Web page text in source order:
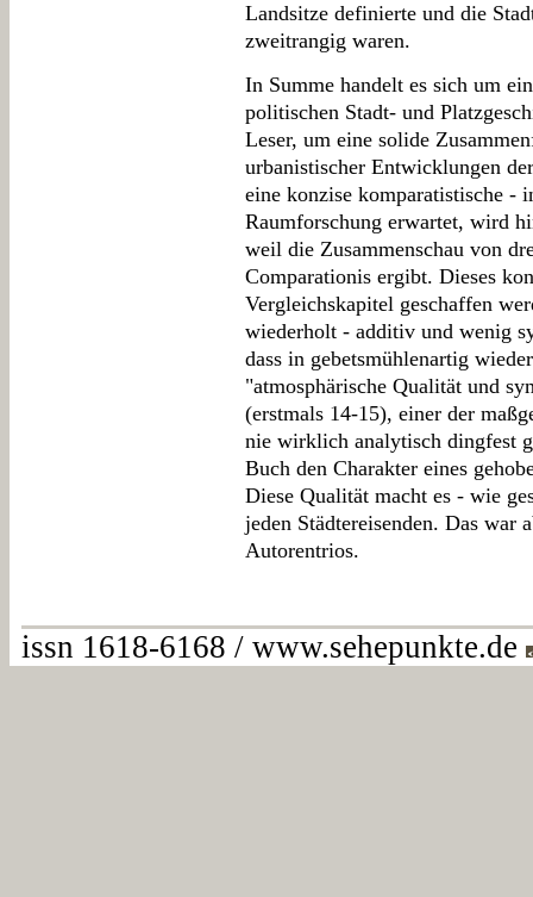
Landsitze definierte und die
zweitrangig waren.
In Summe handelt es sich um
politischen Stadt- und
Leser, um eine solide
urbanistischer Entwicklungen
eine konzise komparatistische -
Raumforschung erwartet, wird
weil die Zusammenschau von
Comparationis ergibt. Dieses
Vergleichskapitel geschaffen
wiederholt - additiv und wenig
dass in gebetsmühlenartig
"atmosphärische Qualität und
(erstmals 14-15), einer der
nie wirklich analytisch dingfest
Buch den Charakter eines
Diese Qualität macht es - wie
jeden Städtereisenden. Das war
Autorentrios.
issn 1618-6168 / www.sehepunkte.de